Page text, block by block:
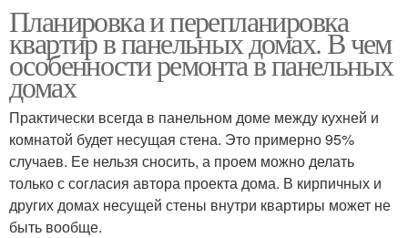
Планировка и перепланировка
квартир в панельных домах. В чем
особенности ремонта в панельных
домах
Практически всегда в панельном доме между кухней и
комнатой будет несущая стена. Это примерно 95%
случаев. Ее нельзя сносить, а проем можно делать
только с согласия автора проекта дома. В кирпичных и
других домах несущей стены внутри квартиры может не
быть вообще.